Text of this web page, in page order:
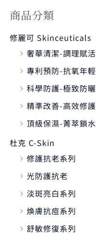
商品分類
修麗可 Skinceuticals
奢華清潔-調理賦活
專利預防-抗氧年輕
科學防護-極致防曬
精準改善-高效修護
頂級保濕-菁萃鎖水
杜克 C-Skin
修護抗老系列
光防護抗老
淡斑亮白系列
煥膚抗痘系列
舒敏修復系列